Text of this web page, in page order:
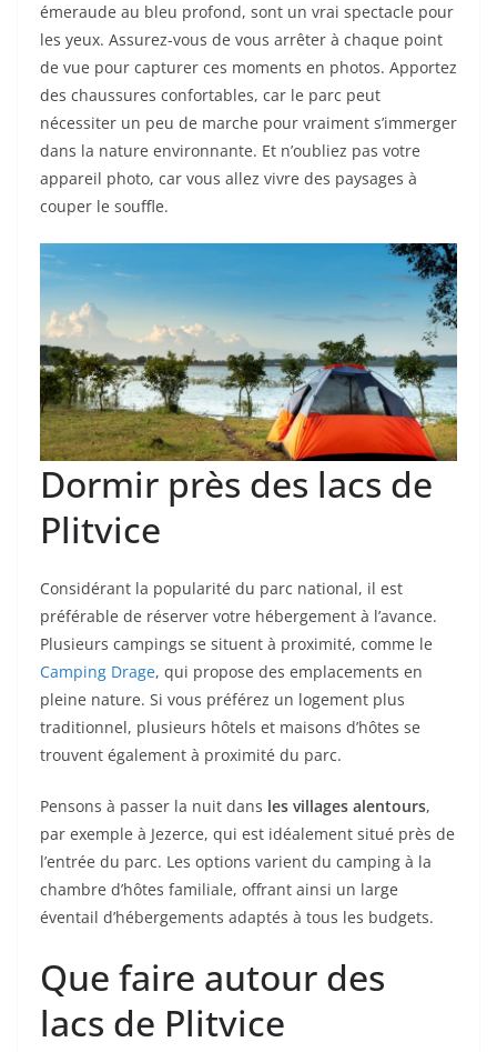
émeraude au bleu profond, sont un vrai spectacle pour
les yeux. Assurez-vous de vous arrêter à chaque point
de vue pour capturer ces moments en photos. Apportez
des chaussures confortables, car le parc peut
nécessiter un peu de marche pour vraiment s’immerger
dans la nature environnante. Et n’oubliez pas votre
appareil photo, car vous allez vivre des paysages à
couper le souffle.
Dormir près des lacs de
Plitvice
Considérant la popularité du parc national, il est
préférable de réserver votre hébergement à l’avance.
Plusieurs campings se situent à proximité, comme le
Camping Drage, qui propose des emplacements en
pleine nature. Si vous préférez un logement plus
traditionnel, plusieurs hôtels et maisons d’hôtes se
trouvent également à proximité du parc.
Pensons à passer la nuit dans les villages alentours,
par exemple à Jezerce, qui est idéalement situé près de
l’entrée du parc. Les options varient du camping à la
chambre d’hôtes familiale, offrant ainsi un large
éventail d’hébergements adaptés à tous les budgets.
Que faire autour des
lacs de Plitvice